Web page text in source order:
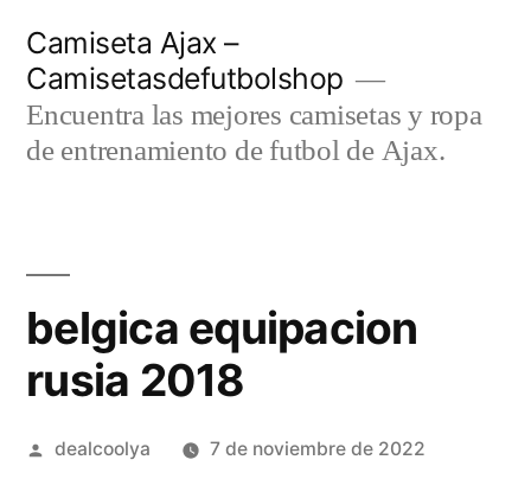
contenido
Camiseta Ajax –
Camisetasdefutbolshop
Encuentra las mejores camisetas y ropa
de entrenamiento de futbol de Ajax.
belgica equipacion
rusia 2018
Publicado
dealcoolya 7 de noviembre de 2022